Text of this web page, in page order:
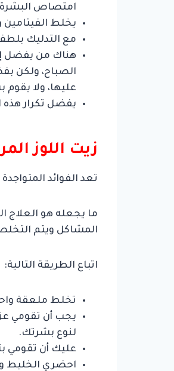
امتصاص البشرة
يخلط
مع التدليك
الصباح، ولكن
عليها، ولا
يفضل تكرار هذه
زيت اللوز
تعد الفوائد
ما يجعله هو العلاج
المشاكل ويتم
اتباع الطريقة التالية:
تخلط ملعقة
يجب أن تقومي
لنوع بشرتك.
عليك أن تقومي
احضري الخليط